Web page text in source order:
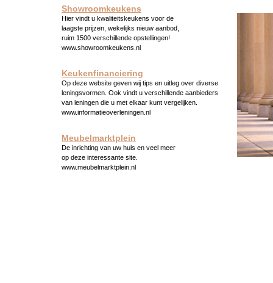
Showroomkeukens
Hier vindt u kwaliteitskeukens voor de
laagste prijzen, wekelijks nieuw aanbod,
ruim 1500 verschillende opstellingen!
www.showroomkeukens.nl
Keukenfinanciering
Op deze website geven wij tips en uitleg over diverse
leningsvormen. Ook vindt u verschillende aanbieders
van leningen die u met elkaar kunt vergelijken.
www.informatieoverleningen.nl
Meubelmarktplein
De inrichting van uw huis en veel meer
op deze interessante site.
www.meubelmarktplein.nl